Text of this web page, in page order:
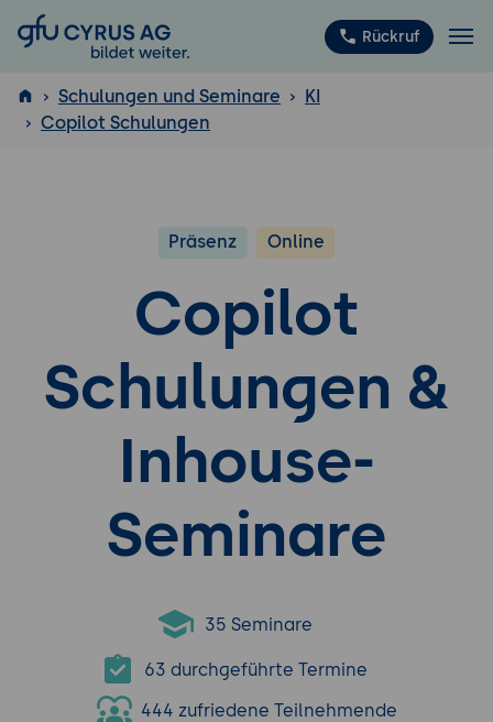
GFU Cyrus AG Rückruf
ISTQB
Schulungen und Seminare
KI
Copilot Schulungen
Präsenz Online
Copilot
Schulungen &
Inhouse-
Seminare
35 Seminare
63 durchgeführte Termine
444 zufriedene Teilnehmende